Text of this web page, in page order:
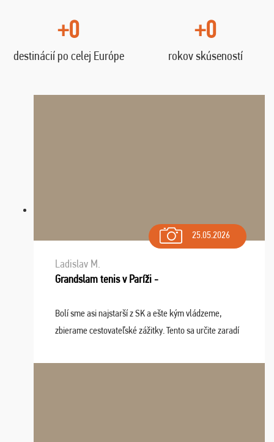
+0
destinácií po celej Európe
+0
rokov skúseností
25.05.2026
Ladislav M.
Grandslam tenis v Paríži -
Bolí sme asi najstarší z SK a ešte kým vládzeme,
zbierame cestovateľské zážitky. Tento sa určite zaradí
osudu - pohodový šefík Meďo, dobrá parti ...